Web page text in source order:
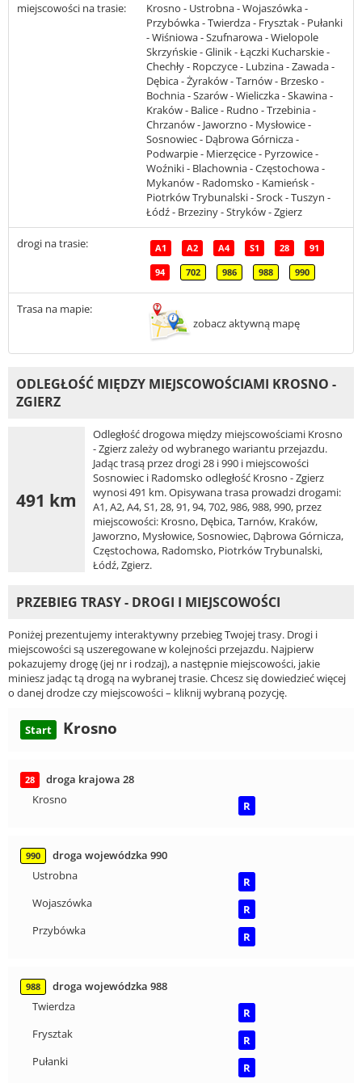
miejscowości na trasie:
Krosno - Ustrobna - Wojaszówka -
Przybówka - Twierdza - Frysztak - Pułanki
- Wiśniowa - Szufnarowa - Wielopole
Skrzyńskie - Glinik - Łączki Kucharskie -
Chechły - Ropczyce - Lubzina - Zawada -
Dębica - Żyraków - Tarnów - Brzesko -
Bochnia - Szarów - Wieliczka - Skawina -
Kraków - Balice - Rudno - Trzebinia -
Chrzanów - Jaworzno - Mysłowice -
Sosnowiec - Dąbrowa Górnicza -
Podwarpie - Mierzęcice - Pyrzowice -
Woźniki - Blachownia - Częstochowa -
Mykanów - Radomsko - Kamieńsk -
Piotrków Trybunalski - Srock - Tuszyn -
Łódź - Brzeziny - Stryków - Zgierz
drogi na trasie: A1 A2 A4 S1 28 91
94 702 986 988 990
Trasa na mapie:
zobacz aktywną mapę
ODLEGŁOŚĆ MIĘDZY MIEJSCOWOŚCIAMI KROSNO -
ZGIERZ
491 km
Odległość drogowa między miejscowościami Krosno
- Zgierz zależy od wybranego wariantu przejazdu.
Jadąc trasą przez drogi 28 i 990 i miejscowości
Sosnowiec i Radomsko odległość Krosno - Zgierz
wynosi 491 km. Opisywana trasa prowadzi drogami:
A1, A2, A4, S1, 28, 91, 94, 702, 986, 988, 990, przez
miejscowości: Krosno, Dębica, Tarnów, Kraków,
Jaworzno, Mysłowice, Sosnowiec, Dąbrowa Górnicza,
Częstochowa, Radomsko, Piotrków Trybunalski,
Łódź, Zgierz.
PRZEBIEG TRASY - DROGI I MIEJSCOWOŚCI
Poniżej prezentujemy interaktywny przebieg Twojej trasy. Drogi i
miejscowości są uszeregowane w kolejności przejazdu. Najpierw
pokazujemy drogę (jej nr i rodzaj), a następnie miejscowości, jakie
miniesz jadąc tą drogą na wybranej trasie. Chcesz się dowiedzieć więcej
o danej drodze czy miejscowości – kliknij wybraną pozycję.
Start Krosno
28
droga krajowa 28
Krosno
R
990
droga wojewódzka 990
Ustrobna
R
Wojaszówka
R
Przybówka
R
988
droga wojewódzka 988
Twierdza
R
Frysztak
R
Pułanki
R